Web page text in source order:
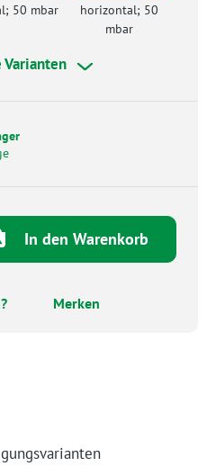
50 mbar
horizontal; 50
mbar
den gewünschten
In den Warenkorb
Merken